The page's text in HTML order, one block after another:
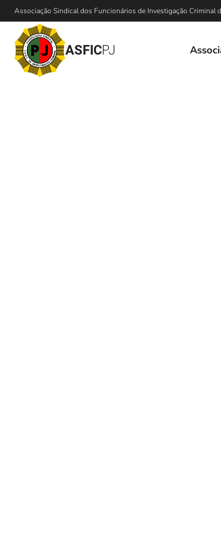
Associação Sindical dos Funcionários de Investigação Criminal
ASFICPJ